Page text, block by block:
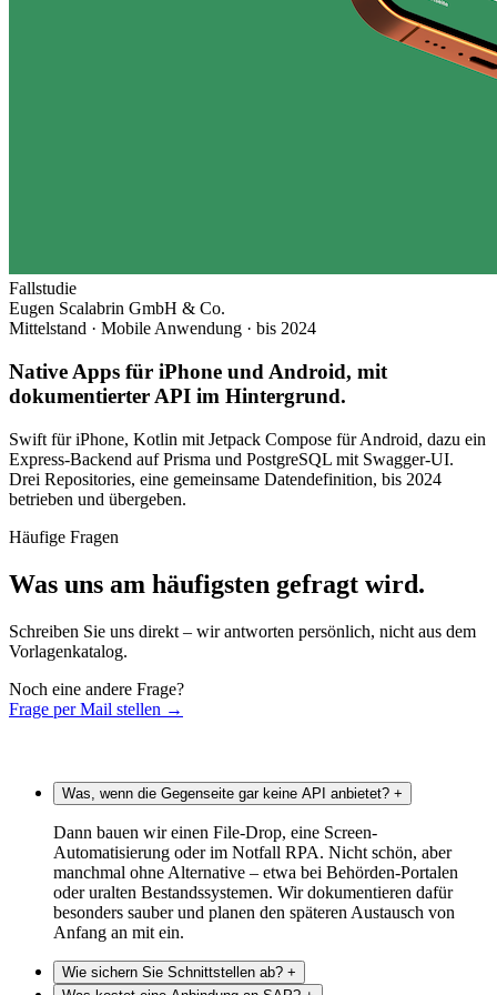
Fallstudie
Eugen Scalabrin GmbH & Co.
Mittelstand · Mobile Anwendung · bis 2024
Native Apps für iPhone und Android, mit
dokumentierter API im Hintergrund.
Swift für iPhone, Kotlin mit Jetpack Compose für Android, dazu ein
Express-Backend auf Prisma und PostgreSQL mit Swagger-UI.
Drei Repositories, eine gemeinsame Datendefinition, bis 2024
betrieben und übergeben.
Häufige Fragen
Was uns am häufigsten gefragt wird.
Schreiben Sie uns direkt – wir antworten persönlich, nicht aus dem
Vorlagenkatalog.
Noch eine andere Frage?
Frage per Mail stellen →
Was, wenn die Gegenseite gar keine API anbietet? +
Dann bauen wir einen File-Drop, eine Screen-
Automatisierung oder im Notfall RPA. Nicht schön, aber
manchmal ohne Alternative – etwa bei Behörden-Portalen
oder uralten Bestandssystemen. Wir dokumentieren dafür
besonders sauber und planen den späteren Austausch von
Anfang an mit ein.
Wie sichern Sie Schnittstellen ab? +